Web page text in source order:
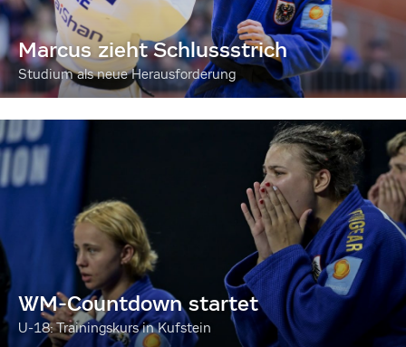
Marcus zieht Schlussstrich
Studium als neue Herausforderung
WM-Countdown startet
U-18: Trainingskurs in Kufstein